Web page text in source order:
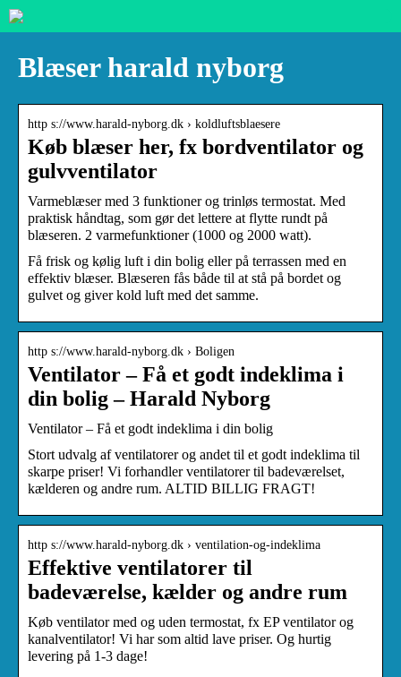
Blæser harald nyborg
http s://www.harald-nyborg.dk › koldluftsblaesere
Køb blæser her, fx bordventilator og
gulvventilator
Varmeblæser med 3 funktioner og trinløs termostat. Med
praktisk håndtag, som gør det lettere at flytte rundt på
blæseren. 2 varmefunktioner (1000 og 2000 watt).
Få frisk og kølig luft i din bolig eller på terrassen med en
effektiv blæser. Blæseren fås både til at stå på bordet og
gulvet og giver kold luft med det samme.
http s://www.harald-nyborg.dk › Boligen
Ventilator – Få et godt indeklima i
din bolig – Harald Nyborg
Ventilator – Få et godt indeklima i din bolig
Stort udvalg af ventilatorer og andet til et godt indeklima til
skarpe priser! Vi forhandler ventilatorer til badeværelset,
kælderen og andre rum. ALTID BILLIG FRAGT!
http s://www.harald-nyborg.dk › ventilation-og-indeklima
Effektive ventilatorer til
badeværelse, kælder og andre rum
Køb ventilator med og uden termostat, fx EP ventilator og
kanalventilator! Vi har som altid lave priser. Og hurtig
levering på 1-3 dage!